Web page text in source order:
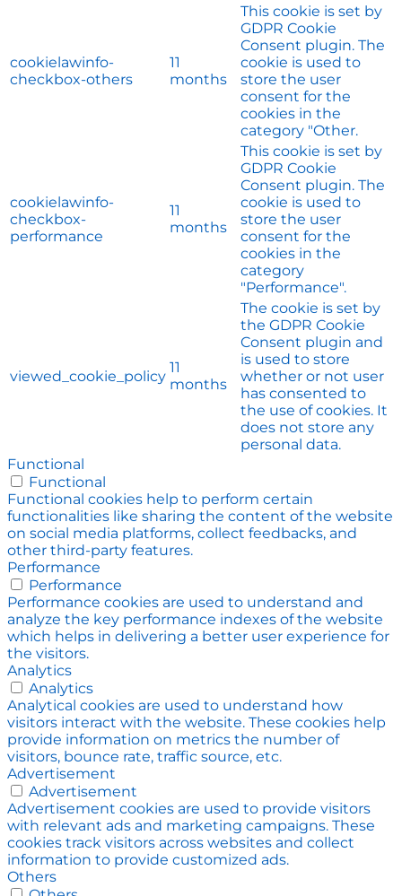
cookielawinfo-
checkbox-others
11
months
This cookie is set by
GDPR Cookie
Consent plugin. The
cookie is used to
store the user
consent for the
cookies in the
category "Other.
cookielawinfo-
checkbox-
performance
11
months
This cookie is set by
GDPR Cookie
Consent plugin. The
cookie is used to
store the user
consent for the
cookies in the
category
"Performance".
viewed_cookie_policy
11
months
The cookie is set by
the GDPR Cookie
Consent plugin and
is used to store
whether or not user
has consented to
the use of cookies. It
does not store any
personal data.
Functional
Functional
Functional cookies help to perform certain
functionalities like sharing the content of the website
on social media platforms, collect feedbacks, and
other third-party features.
Performance
Performance
Performance cookies are used to understand and
analyze the key performance indexes of the website
which helps in delivering a better user experience for
the visitors.
Analytics
Analytics
Analytical cookies are used to understand how
visitors interact with the website. These cookies help
provide information on metrics the number of
visitors, bounce rate, traffic source, etc.
Advertisement
Advertisement
Advertisement cookies are used to provide visitors
with relevant ads and marketing campaigns. These
cookies track visitors across websites and collect
information to provide customized ads.
Others